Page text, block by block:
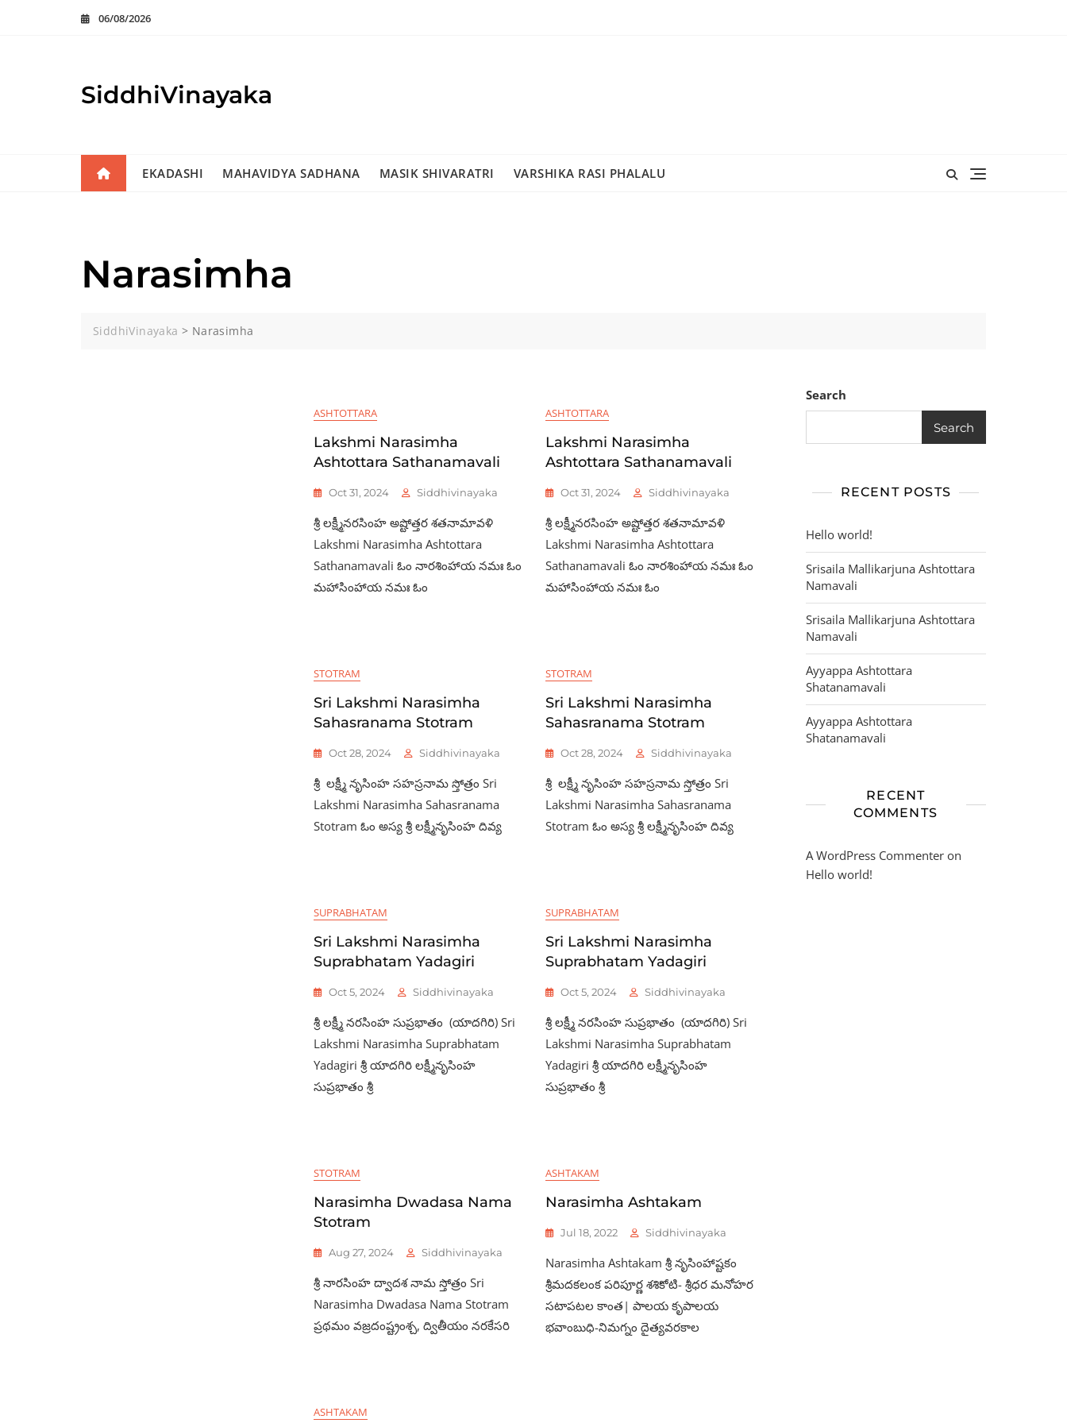
06/08/2026
SiddhiVinayaka
EKADASHI MAHAVIDYA SADHANA MASIK SHIVARATRI VARSHIKA RASI PHALALU
Narasimha
SiddhiVinayaka > Narasimha
ASHTOTTARA
Lakshmi Narasimha
Ashtottara Sathanamavali
Oct 31, 2024 Siddhivinayaka
శ్రీ లక్ష్మీనరసింహ అష్టోత్తర శతనామావళి
Lakshmi Narasimha Ashtottara
Sathanamavali ఓం నారశింహాయ నమః ఓం
మహాసింహాయ నమః ఓం
ASHTOTTARA
Lakshmi Narasimha
Ashtottara Sathanamavali
Oct 31, 2024 Siddhivinayaka
శ్రీ లక్ష్మీనరసింహ అష్టోత్తర శతనామావళి
Lakshmi Narasimha Ashtottara
Sathanamavali ఓం నారశింహాయ నమః ఓం
మహాసింహాయ నమః ఓం
STOTRAM
Sri Lakshmi Narasimha
Sahasranama Stotram
Oct 28, 2024 Siddhivinayaka
శ్రీ లక్ష్మీ నృసింహ సహస్రనామ స్తోత్రం Sri
Lakshmi Narasimha Sahasranama
Stotram ఓం అస్య శ్రీ లక్ష్మీనృసింహ దివ్య
STOTRAM
Sri Lakshmi Narasimha
Sahasranama Stotram
Oct 28, 2024 Siddhivinayaka
శ్రీ లక్ష్మీ నృసింహ సహస్రనామ స్తోత్రం Sri
Lakshmi Narasimha Sahasranama
Stotram ఓం అస్య శ్రీ లక్ష్మీనృసింహ దివ్య
SUPRABHATAM
Sri Lakshmi Narasimha
Suprabhatam Yadagiri
Oct 5, 2024 Siddhivinayaka
శ్రీ లక్ష్మీ నరసింహ సుప్రభాతం (యాదగిరి) Sri
Lakshmi Narasimha Suprabhatam
Yadagiri శ్రీ యాదగిరి లక్ష్మీనృసింహ
సుప్రభాతం శ్రీ
SUPRABHATAM
Sri Lakshmi Narasimha
Suprabhatam Yadagiri
Oct 5, 2024 Siddhivinayaka
శ్రీ లక్ష్మీ నరసింహ సుప్రభాతం (యాదగిరి) Sri
Lakshmi Narasimha Suprabhatam
Yadagiri శ్రీ యాదగిరి లక్ష్మీనృసింహ
సుప్రభాతం శ్రీ
STOTRAM
Narasimha Dwadasa Nama
Stotram
Aug 27, 2024 Siddhivinayaka
శ్రీ నారసింహ ద్వాదశ నామ స్తోత్రం Sri
Narasimha Dwadasa Nama Stotram
ప్రథమం వజ్రదంష్ట్రంశ్చ, ద్వితీయం నరకేసరి
ASHTAKAM
Narasimha Ashtakam
Jul 18, 2022 Siddhivinayaka
Narasimha Ashtakam శ్రీ నృసింహాష్టకం
శ్రీమదకలంక పరిపూర్ణ శశికోటి- శ్రీధర మనోహర
సటాపటల కాంత| పాలయ కృపాలయ
భవాంబుధి-నిమగ్నం దైత్యవరకాల
ASHTAKAM
Search
Search
RECENT POSTS
Hello world!
Srisaila Mallikarjuna Ashtottara
Namavali
Srisaila Mallikarjuna Ashtottara
Namavali
Ayyappa Ashtottara
Shatanamavali
Ayyappa Ashtottara
Shatanamavali
RECENT
COMMENTS
A WordPress Commenteron
Hello world!